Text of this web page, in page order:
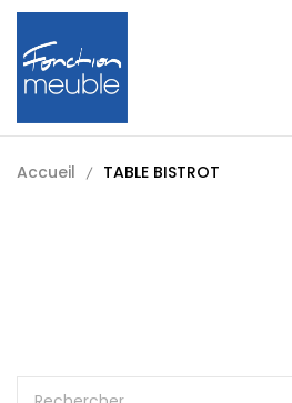
Accueil TABLE BISTROT